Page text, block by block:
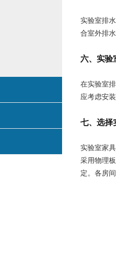
实验室排
合室外排
六、实验
在实验室
应考虑安
七、选择
实验室家
采用物理
定。各房